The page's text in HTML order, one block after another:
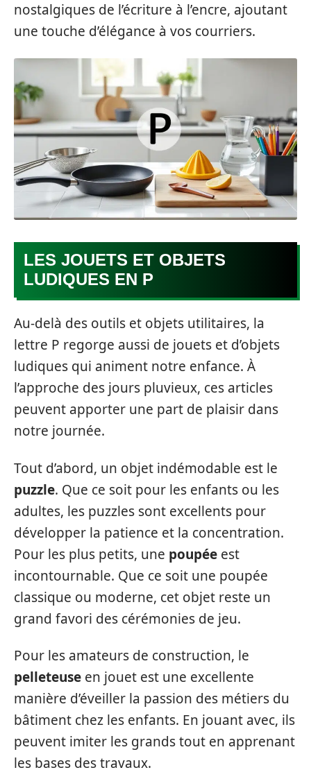
nostalgiques de l’écriture à l’encre, ajoutant
une touche d’élégance à vos courriers.
LES JOUETS ET OBJETS
LUDIQUES EN P
Au-delà des outils et objets utilitaires, la
lettre P regorge aussi de jouets et d’objets
ludiques qui animent notre enfance. À
l’approche des jours pluvieux, ces articles
peuvent apporter une part de plaisir dans
notre journée.
Tout d’abord, un objet indémodable est le
puzzle. Que ce soit pour les enfants ou les
adultes, les puzzles sont excellents pour
développer la patience et la concentration.
Pour les plus petits, une poupée est
incontournable. Que ce soit une poupée
classique ou moderne, cet objet reste un
grand favori des cérémonies de jeu.
Pour les amateurs de construction, le
pelleteuse en jouet est une excellente
manière d’éveiller la passion des métiers du
bâtiment chez les enfants. En jouant avec, ils
peuvent imiter les grands tout en apprenant
les bases des travaux.